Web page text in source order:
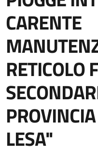
CARENTE
RETICOLO
LESA"